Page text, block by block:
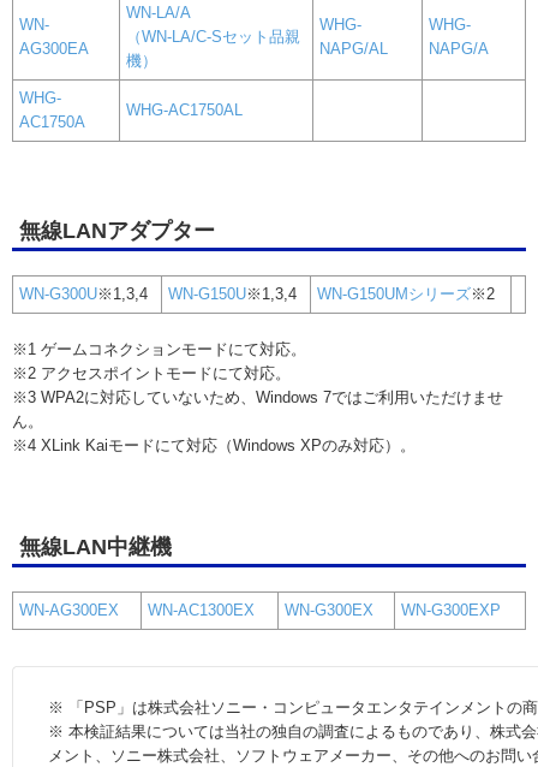
WN-
AG300EA
WN-LA/A
（WN-LA/C-Sセット品親
機）
WHG-
NAPG/AL
WHG-
NAPG/A
WHG-
AC1750A
WHG-AC1750AL
無線LANアダプター
WN-G300U※1,3,4 WN-G150U※1,3,4 WN-G150UMシリーズ※2
※1 ゲームコネクションモードにて対応。
※2 アクセスポイントモードにて対応。
※3 WPA2に対応していないため、Windows 7ではご利用いただけませ
ん。
※4 XLink Kaiモードにて対応（Windows XPのみ対応）。
無線LAN中継機
WN-AG300EX WN-AC1300EX WN-G300EX WN-G300EXP
※ 「PSP」は株式会社ソニー・コンピュータエンタテインメントの
※ 本検証結果については当社の独自の調査によるものであり、株式
メント、ソニー株式会社、ソフトウェアメーカー、その他へのお問